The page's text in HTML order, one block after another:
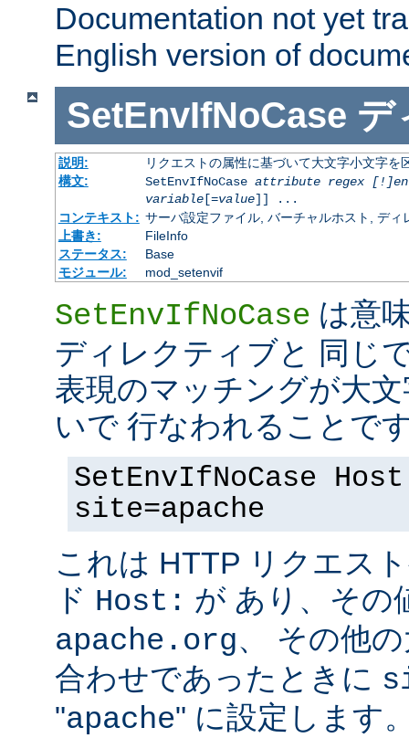
Documentation not yet
English version of
SetEnvIfNoCase デ
説明:
リクエストの属性に基づいて大文字小文字を
構文:
SetEnvIfNoCase attribute regex
variable[=value]] ...
コンテキスト: サーバ設定ファイル, バーチャルホスト, ディ
上書き:
FileInfo
ステータス:
Base
モジュール:
mod_setenvif
SetEnvIfNoCase は意
ディレクティブと 同じ
表現のマッチングが大
いで 行なわれることで
SetEnvIfNoCase
site=apache
これは HTTP リクエス
ド Host: が あり、その
apache.org、 その他
合わせであったときに
"apache" に設定します